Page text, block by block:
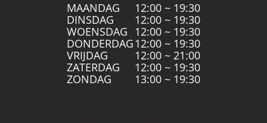
MAANDAG
12:00 ~ 19:30
DINSDAG
12:00 ~ 19:30
WOENSDAG
12:00 ~ 19:30
DONDERDAG 12:00 ~ 19:30
VRIJDAG
12:00 ~ 21:00
ZATERDAG
12:00 ~ 19:30
ZONDAG
13:00 ~ 19:30